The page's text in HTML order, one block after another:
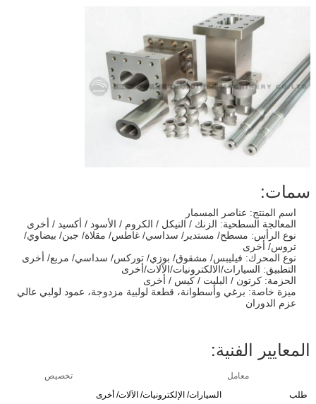
سمات:
اسم المنتج: عناصر المسمار
المعالجة السطحية: الزنك / النيكل / الكروم / الأسود / أكسيد / أخرى
نوع الرأس: مسطح/ مستدير/ سداسي/ غاطس/ مقلاة/ جبن/ بيضاوي/
تروس/ أخرى
نوع المحرك: فيليبس/ مشقوق/ بوزي/ توركس/ سداسي/ مربع/ أخرى
التطبيق: السيارات/الالكترونيات/الآلات/أخرى
الحزمة: كرتون / البليت / كيس / أخرى
ميزة خاصة: برغي وأسطوانة، قطعة لولبية مزدوجة، عمود لولبي عالي
عزم الدوران
المعايير الفنية:
معامل
تخصيص
طلب
السيارات/ الإلكترونيات/ الآلات/ أخرى